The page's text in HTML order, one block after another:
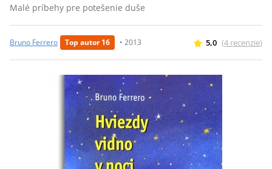
Malé príbehy pre potešenie duše
Bruno Ferrero Top autor 16 • 2013 5,0 (4 recenzie)